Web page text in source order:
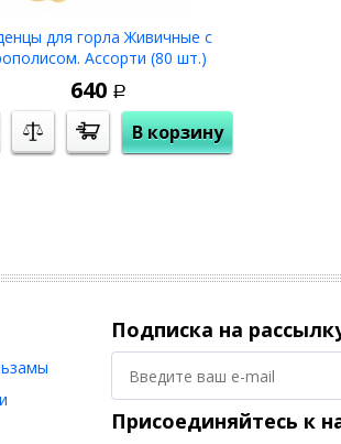
для горла Живичные с
Ассорти (80 шт.)
640 Р
В корзину
Подписка на
Присоединяйтесь к